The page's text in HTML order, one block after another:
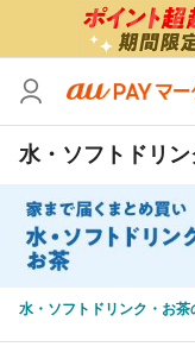
水・ソフトドリ
水・ソフトドリンク・お茶
カテゴリ
価格
支払い方法
その他の条件
送料無料